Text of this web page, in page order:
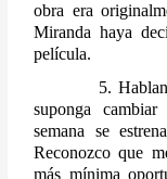
obra era
Miranda haya
película.
suponga
semana se
Reconozco que
más mínima